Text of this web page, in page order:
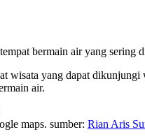
bermain air yang
wisata yang dapat
air.
maps. sumber: Rian Aris